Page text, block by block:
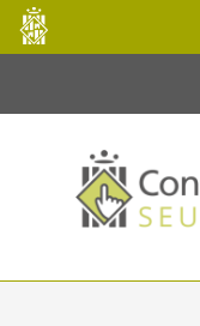
Salta al contingut
Consell
de
Mallorca